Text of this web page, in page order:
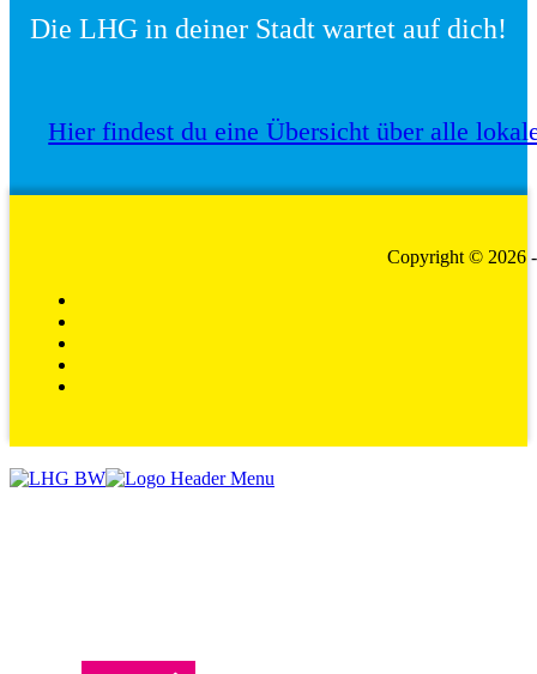
Die LHG in deiner Stadt wartet auf dich!
Hier findest du eine Übersicht über alle
Copyright © 2026